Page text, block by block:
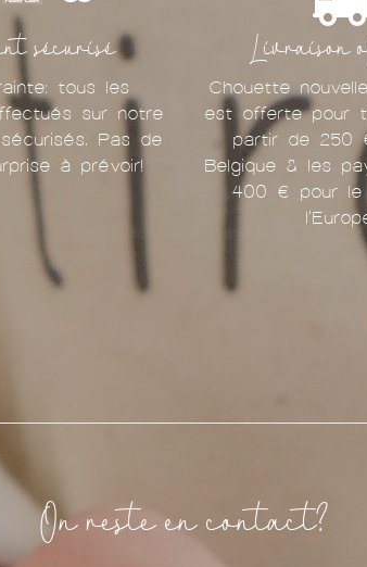
sécurisé
tous les
sur notre
Pas de
à prévoir!
Livraison
Chouette
est offerte pour
partir de 250
Belgique & les
400 € pour
On reste en contact?